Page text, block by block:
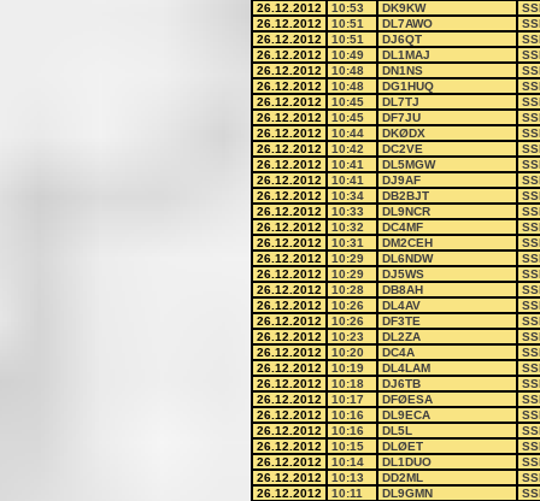
26.12.2012
10:53 DK9KW
26.12.2012
10:51 DL7AWO
26.12.2012
10:51 DJ6QT
26.12.2012
10:49 DL1MAJ
26.12.2012
10:48 DN1NS
26.12.2012
10:48 DG1HUQ
26.12.2012
10:45 DL7TJ
26.12.2012
10:45 DF7JU
26.12.2012
10:44 DKØDX
26.12.2012
10:42 DC2VE
26.12.2012
10:41 DL5MGW
26.12.2012
10:41 DJ9AF
26.12.2012
10:34 DB2BJT
26.12.2012
10:33 DL9NCR
26.12.2012
10:32 DC4MF
26.12.2012
10:31 DM2CEH
26.12.2012
10:29 DL6NDW
26.12.2012
10:29 DJ5WS
26.12.2012
10:28 DB8AH
26.12.2012
10:26 DL4AV
26.12.2012
10:26 DF3TE
26.12.2012
10:23 DL2ZA
26.12.2012
10:20 DC4A
26.12.2012
10:19 DL4LAM
26.12.2012
10:18 DJ6TB
26.12.2012
10:17 DFØESA
26.12.2012
10:16 DL9ECA
26.12.2012
10:16 DL5L
26.12.2012
10:15 DLØET
26.12.2012
10:14 DL1DUO
26.12.2012
10:13 DD2ML
26.12.2012
10:11 DL9GMN